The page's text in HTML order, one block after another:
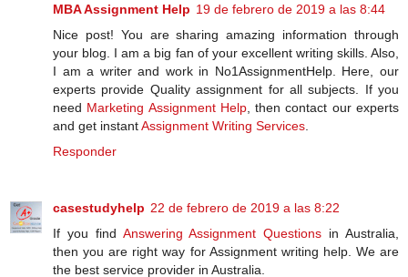
MBA Assignment Help 19 de febrero de 2019 a las 8:44
Nice post! You are sharing amazing information through
your blog. I am a big fan of your excellent writing skills. Also,
I am a writer and work in No1AssignmentHelp. Here, our
experts provide Quality assignment for all subjects. If you
need Marketing Assignment Help, then contact our experts
and get instantAssignment Writing Services
Responder
casestudyhelp 22 de febrero de 2019 a las 8:22
If you find Answering Assignment Questions in Australia,
then you are right way for Assignment writing help. We are
the best service provider in Australia.